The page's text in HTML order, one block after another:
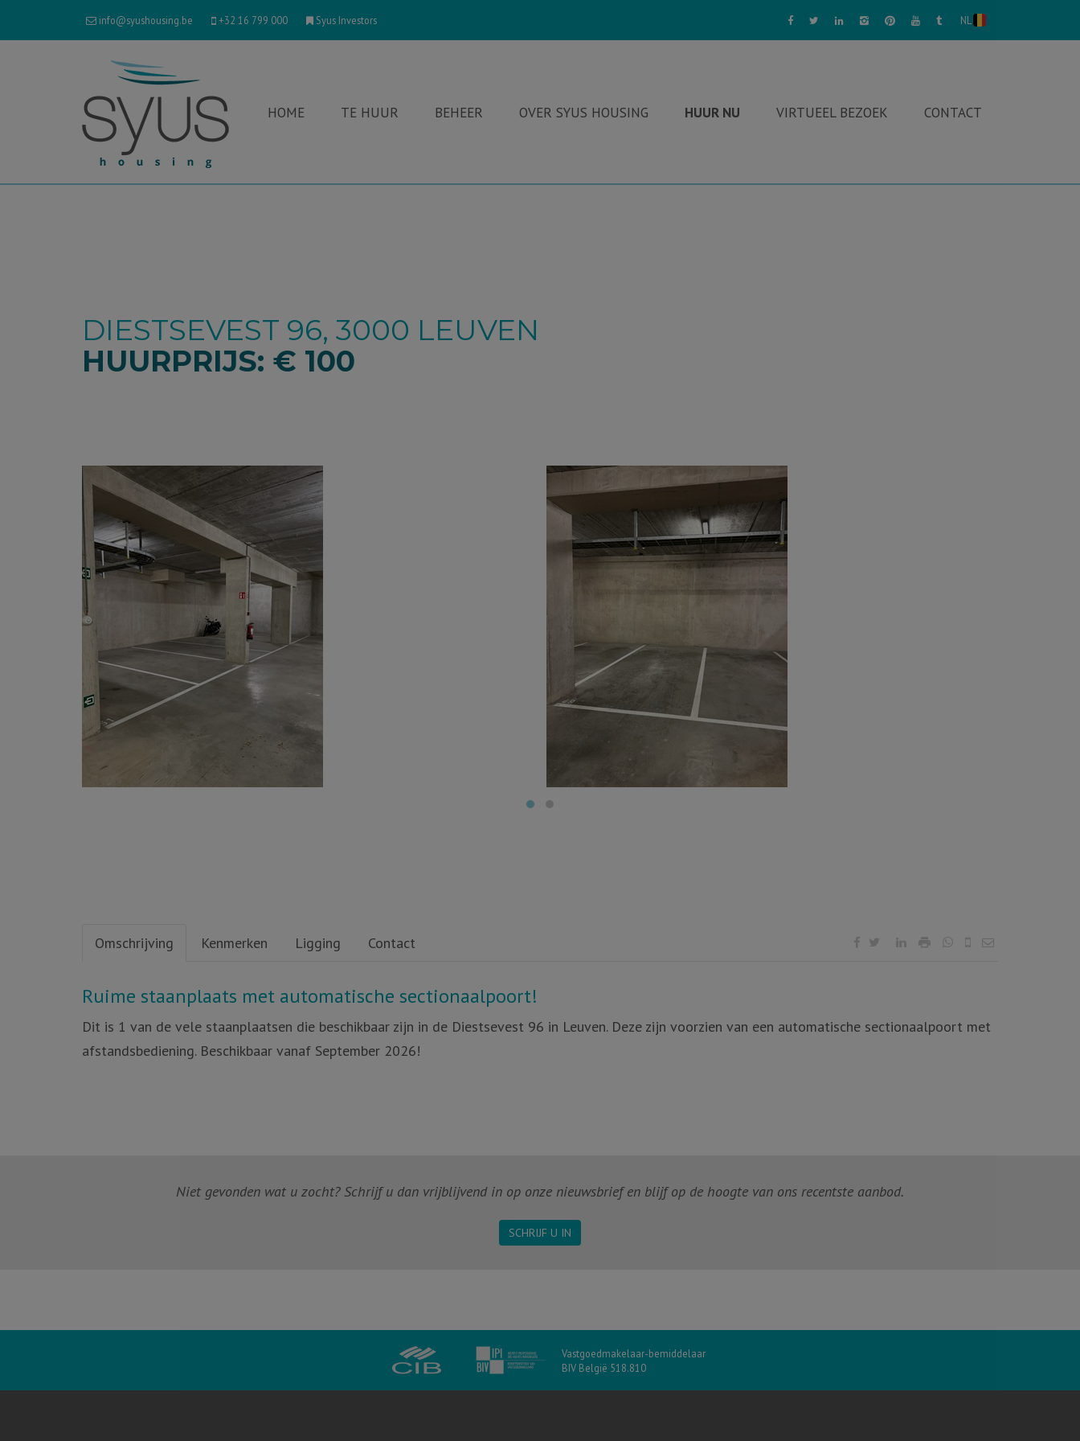
info@syushousing.be +32 16 799 000 Syus Investors NL
HOME TE HUUR BEHEER OVER SYUS HOUSING HUUR NU VIRTUEEL BEZOEK CONTACT
DIESTSEVEST 96, 3000 LEUVEN
HUURPRIJS: € 100
Omschrijving Kenmerken Ligging Contact
Omschrijving
Ruime staanplaats met automatische sectionaalpoort!
Dit is 1 van de vele staanplaatsen die beschikbaar zijn in de Diestsevest 96 in Leuven. Deze zijn voorzien van een automatische sectionaalpoort met
afstandsbediening. Beschikbaar vanaf September 2026!
Niet gevonden wat u zocht? Schrijf u dan vrijblijvend in op onze nieuwsbrief en blijf op de hoogte van ons recentste aanbod.
SCHRIJF U IN
Vastgoedmakelaar-bemiddelaar
BIV België 518.810